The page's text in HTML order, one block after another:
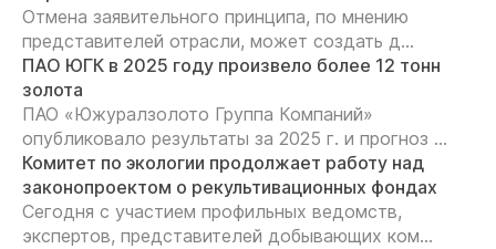
Отмена заявительного принципа, по мнению
представителей отрасли, может создать д...
ПАО ЮГК в 2025 году произвело более 12 тонн
золота
ПАО «Южуралзолото Группа Компаний»
опубликовало результаты за 2025 г. и прогноз ...
Комитет по экологии продолжает работу над
законопроектом о рекультивационных фондах
Сегодня с участием профильных ведомств,
экспертов, представителей добывающих ком...